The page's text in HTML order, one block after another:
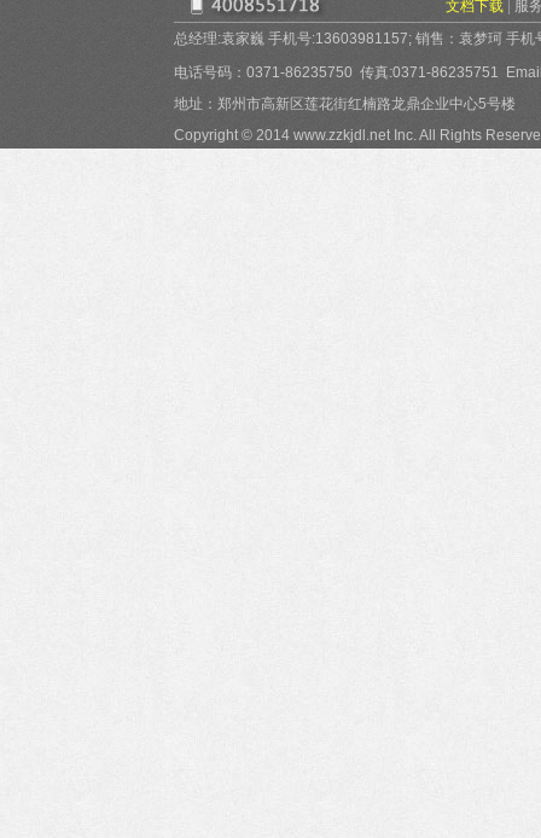
文档下载
服
总经理:袁家巍 手机号:13603981157; 销售：袁梦珂 手
电话号码：0371-86235750 传真:0371-86235751
地址：郑州市高新区莲花街红楠路龙鼎企业中心5号楼
Copyright © 2014 www.zzkjdl.net Inc. All Rights